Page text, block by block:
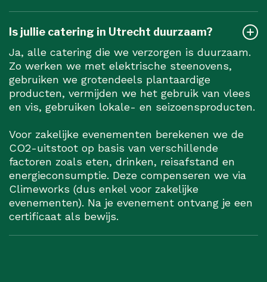
Is jullie catering in Utrecht duurzaam?
Ja, alle catering die we verzorgen is duurzaam.
Zo werken we met elektrische steenovens,
gebruiken we grotendeels plantaardige
producten, vermijden we het gebruik van vlees
en vis, gebruiken lokale- en seizoensproducten.
Voor zakelijke evenementen berekenen we de
CO2-uitstoot op basis van verschillende
factoren zoals eten, drinken, reisafstand en
energieconsumptie. Deze compenseren we via
Climeworks (dus enkel voor zakelijke
evenementen). Na je evenement ontvang je een
certificaat als bewijs.